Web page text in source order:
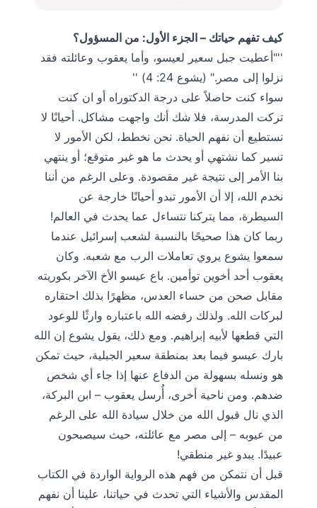
كيف تفهم حياتك – الجزء الأول: من المسؤول؟
"أعطيت جبل سعير لعيسو، وأما يعقوب وعائلته فقد
نزلوا إلى مصر." (يشوع 24: 4)
سواء كنت حاصلاً على درجة الدكتوراه أو ان كنت
تركت المدرسة، فلا شك أنك واجهت مشاكل. أحيانًا لا
نستطيع أن نفهم الحياة. نحن نخطط، لكن الأمور لا
تسير كما نشتهي أو يحدث ما هو غير متوقع؛ أو ينتهي
بنا الأمر إلى نتيجة غير مقصودة. وعلى الرغم من أننا
نخدم الله، إلا أن الأمور تبدو أحيانًا خارجة عن
السيطرة، مما يتركنا نتساءل عما يحدث في العالم!
ربما كان هذا صحيحًا بالنسبة لشعب إسرائيل عندما
سمعوا يشوع يروي تعاملات الرب مع شعبه. وكان
يعقوب أحد أخوين توأمين. باع عيسو الأخ الآخر بكوريته
مقابل صحن من حساء العدس، مظهرًا بذلك احتقاره
لبركات الله. ولذلك رفضه الله باعتباره وارثًا للوعود
التي قطعها لأبيه إبراهيم. ومع ذلك، يقول يشوع إن الله
بارك عيسو فيما بعد بمنطقة سعير الجبلية، حيث تمكن
هو ونسله بسهولة من الدفاع عنها إذا جاء أي شخص
ضدهم. ومن ناحية أخرى، أُرسل يعقوب – ابن البركة،
الذي نال قبول الله من خلال سيادة الله على الرغم
من عيوبه – إلى مصر مع عائلته، حيث سيصبحون
عبيدًا. يبدو غير منطقي!
قبل أن نتمكن من فهم هذه الرواية الواردة في الكتاب
المقدس والأشياء التي تحدث في حياتنا، علينا أن نفهم